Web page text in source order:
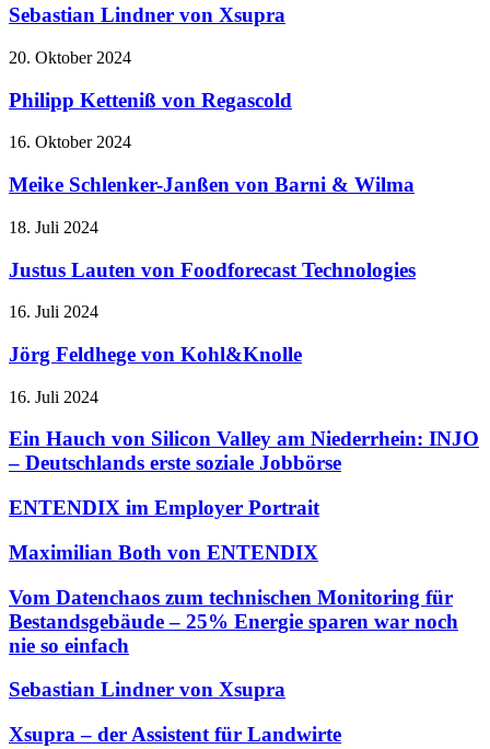
Sebastian Lindner von Xsupra
20. Oktober 2024
Philipp Ketteniß von Regascold
16. Oktober 2024
Meike Schlenker-Janßen von Barni & Wilma
18. Juli 2024
Justus Lauten von Foodforecast Technologies
16. Juli 2024
Jörg Feldhege von Kohl&Knolle
16. Juli 2024
Ein Hauch von Silicon Valley am Niederrhein: INJO
– Deutschlands erste soziale Jobbörse
ENTENDIX im Employer Portrait
Maximilian Both von ENTENDIX
Vom Datenchaos zum technischen Monitoring für
Bestandsgebäude – 25% Energie sparen war noch
nie so einfach
Sebastian Lindner von Xsupra
Xsupra – der Assistent für Landwirte